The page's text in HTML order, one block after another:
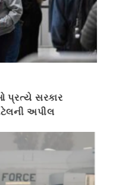
પ્રત્યે સરકાર
અપીલ